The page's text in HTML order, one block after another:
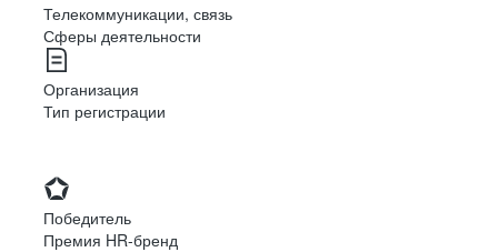
Телекоммуникации, связь
Сферы деятельности
Организация
Тип регистрации
Победитель
Премия HR-бренд